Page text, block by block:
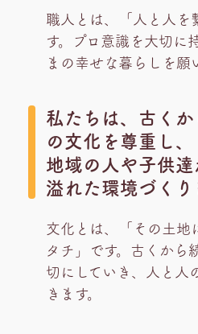
職人とは、「人と人を
す。プロ意識を大切に
まの幸せな暮らしを願
私たちは、古く
の文化を尊重し、
地域の人や子供
溢れた環境づくり
文化とは、「その土地
タチ」です。古くから
切にしていき、人と人
きます。